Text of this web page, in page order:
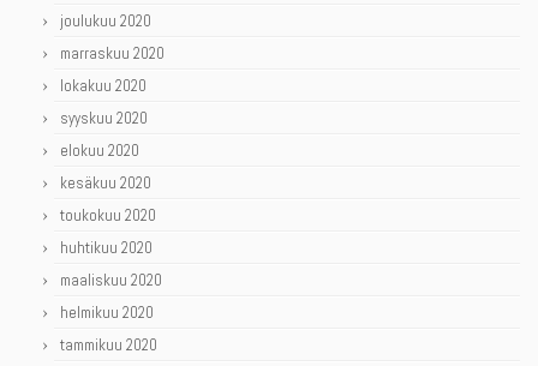
joulukuu 2020
marraskuu 2020
lokakuu 2020
syyskuu 2020
elokuu 2020
kesäkuu 2020
toukokuu 2020
huhtikuu 2020
maaliskuu 2020
helmikuu 2020
tammikuu 2020